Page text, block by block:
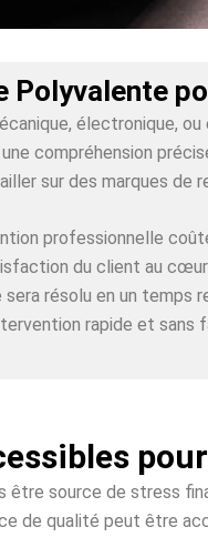
Polyvalente
électronique,
compréhension
sur des marques
professionnelle
du client au
sera résolu en un
rapide et sans
source de stress
de qualité peut être